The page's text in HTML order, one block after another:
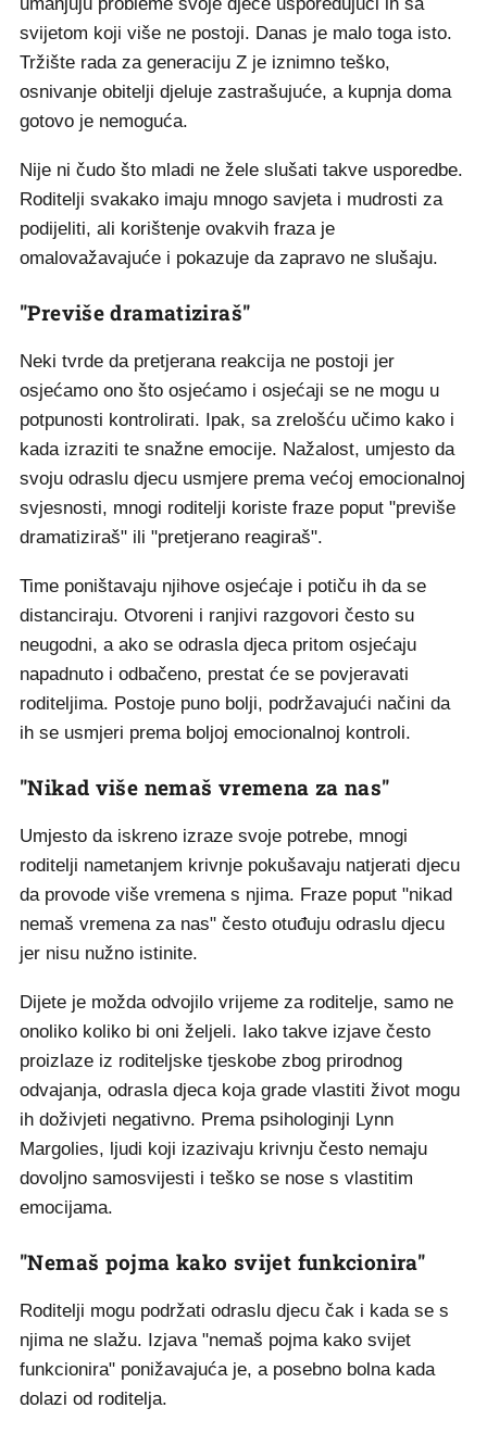
svijetom koji više ne postoji. Danas je malo toga isto.
Tržište rada za generaciju Z je iznimno teško,
osnivanje obitelji djeluje zastrašujuće, a kupnja doma
gotovo je nemoguća.
Nije ni čudo što mladi ne žele slušati takve usporedbe.
Roditelji svakako imaju mnogo savjeta i mudrosti za
podijeliti, ali korištenje ovakvih fraza je
omalovažavajuće i pokazuje da zapravo ne slušaju.
"Previše dramatiziraš"
Neki tvrde da pretjerana reakcija ne postoji jer
osjećamo ono što osjećamo i osjećaji se ne mogu u
potpunosti kontrolirati. Ipak, sa zrelošću učimo kako i
kada izraziti te snažne emocije. Nažalost, umjesto da
svoju odraslu djecu usmjere prema većoj emocionalnoj
svjesnosti, mnogi roditelji koriste fraze poput "previše
dramatiziraš" ili "pretjerano reagiraš".
Time poništavaju njihove osjećaje i potiču ih da se
distanciraju. Otvoreni i ranjivi razgovori često su
neugodni, a ako se odrasla djeca pritom osjećaju
napadnuto i odbačeno, prestat će se povjeravati
roditeljima. Postoje puno bolji, podržavajući načini da
ih se usmjeri prema boljoj emocionalnoj kontroli.
"Nikad više nemaš vremena za nas"
Umjesto da iskreno izraze svoje potrebe, mnogi
roditelji nametanjem krivnje pokušavaju natjerati djecu
da provode više vremena s njima. Fraze poput "nikad
nemaš vremena za nas" često otuđuju odraslu djecu
jer nisu nužno istinite.
Dijete je možda odvojilo vrijeme za roditelje, samo ne
onoliko koliko bi oni željeli. Iako takve izjave često
proizlaze iz roditeljske tjeskobe zbog prirodnog
odvajanja, odrasla djeca koja grade vlastiti život mogu
ih doživjeti negativno. Prema psihologinji Lynn
Margolies, ljudi koji izazivaju krivnju često nemaju
dovoljno samosvijesti i teško se nose s vlastitim
emocijama.
"Nemaš pojma kako svijet funkcionira"
Roditelji mogu podržati odraslu djecu čak i kada se s
njima ne slažu. Izjava "nemaš pojma kako svijet
funkcionira" ponižavajuća je, a posebno bolna kada
dolazi od roditelja.